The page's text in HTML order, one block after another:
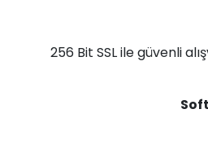
256 Bit SSL ile güvenli